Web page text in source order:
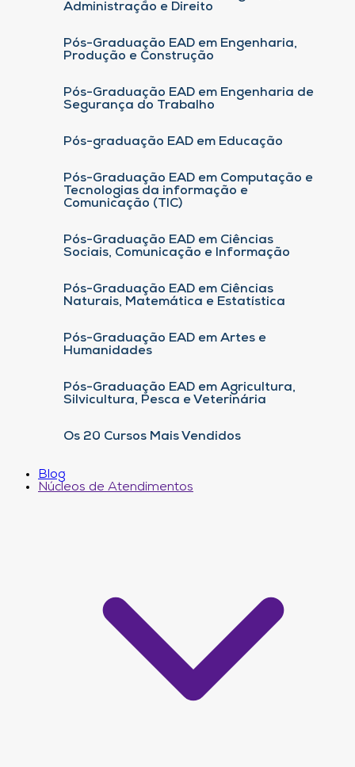
Administração e Direito
Pós-Graduação EAD em Engenharia,
Produção e Construção
Pós-Graduação EAD em Engenharia de
Segurança do Trabalho
Pós-graduação EAD em Educação
Pós-Graduação EAD em Computação e
Tecnologias da informação e
Comunicação (TIC)
Pós-Graduação EAD em Ciências
Sociais, Comunicação e Informação
Pós-Graduação EAD em Ciências
Naturais, Matemática e Estatística
Pós-Graduação EAD em Artes e
Humanidades
Pós-Graduação EAD em Agricultura,
Silvicultura, Pesca e Veterinária
Os 20 Cursos Mais Vendidos
Blog
Núcleos de Atendimentos